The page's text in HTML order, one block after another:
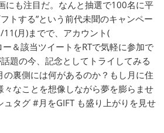
にも注目だ。なんと抽選で100名に平
トする”という前代未聞のキャンペー
月)までで、アカウント(
＆該当ツイートをRTで気軽に参加で
題の今、記念としてトライしてみる
裏側には何があるのか？もし月に住
々なことを想像しながら夢を膨らませ
ュタグ #月をGIFT も盛り上がりを見せ